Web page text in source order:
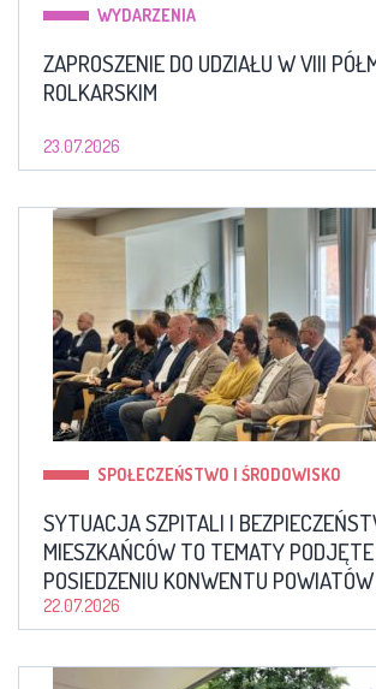
WYDARZENIA
ZAPROSZENIE DO UDZIAŁU W VIII
ROLKARSKIM
23.07.2026
SPOŁECZEŃSTWO I ŚRODOWISKO
SYTUACJA SZPITALI I
MIESZKAŃCÓW TO TEMATY
POSIEDZENIU KONWENTU
WOJEWÓDZTWA
22.07.2026